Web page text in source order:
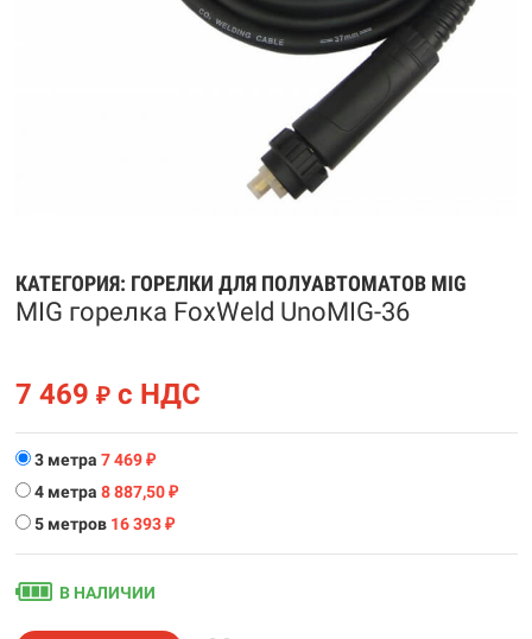
КАТЕГОРИЯ: ГОРЕЛКИ ДЛЯ ПОЛУАВТОМАТОВ MIG
MIG горелка FoxWeld UnoMIG-36
7 469 ₽ с НДС
3 метра 7 469 ₽
4 метра 8 887,50 ₽
5 метров 16 393 ₽
В НАЛИЧИИ